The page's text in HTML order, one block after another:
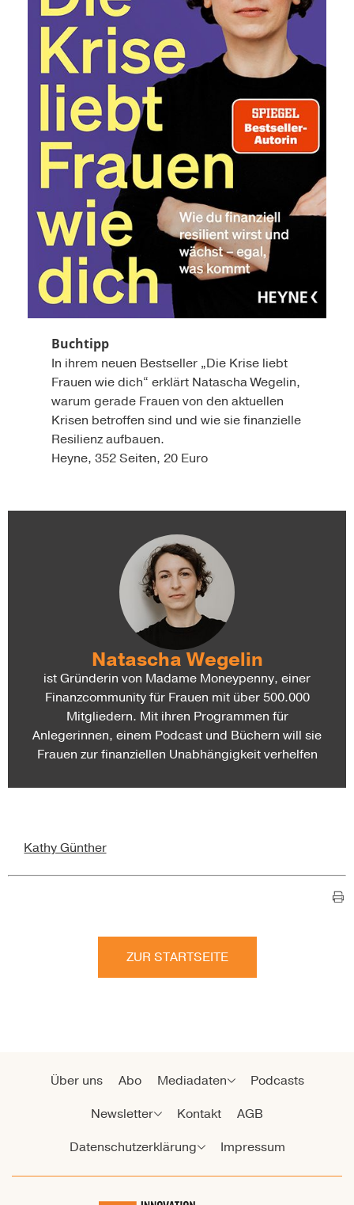
Buchtipp
In ihrem neuen Bestseller „Die Krise liebt
Frauen wie dich“ erklärt Natascha Wegelin,
warum gerade Frauen von den aktuellen
Krisen betroffen sind und wie sie finanzielle
Resilienz aufbauen.
Heyne, 352 Seiten, 20 Euro
Natascha Wegelin
ist Gründerin von Madame Moneypenny, einer
Finanzcommunity für Frauen mit über 500.000
Mitgliedern. Mit ihren Programmen für
Anlegerinnen, einem Podcast und Büchern will sie
Frauen zur finanziellen Unabhängigkeit verhelfen
Kathy Günther
ZUR STARTSEITE
Über uns Abo Mediadaten
Podcasts
Newsletter
Kontakt
AGB
Datenschutzerklärung
Impressum